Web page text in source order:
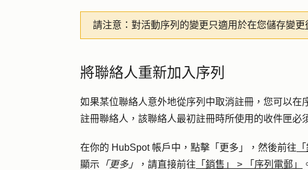
請注意： 對活動序列的變更只適用於在您儲存變更
將聯絡人重新加入序列
如果某位聯絡人意外地從序列中取消註冊，您可以
註冊聯絡人，該聯絡人最初註冊時所使用的收件匣必
在你的 HubSpot 帳戶中，點擊 「更多」 ，然後前往
顯示 「更多」 ，請直接前往 「銷售」 > 「序列電郵」